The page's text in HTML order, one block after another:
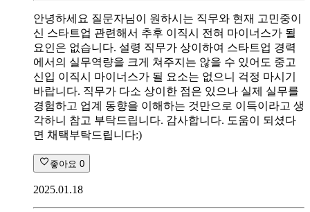
안녕하세요 질문자님이 원하시는 직무와 현재 고민중이
신 스타트업 관련해서 추후 이직시 전혀 마이너스가 될
요인은 없습니다. 설령 직무가 상이하여 스타트업 경력
에서의 실무역량을 크게 쳐주지는 않을 수 있어도 중고
신입 이직시 마이너스가 될 요소는 없으니 걱정 마시기
바랍니다. 직무가 다소 상이한 점은 있으나 실제 실무를
경험하고 업계 동향을 이해하는 것만으로 이득이라고 생
각하니 참고 부탁드립니다. 감사합니다. 도움이 되셨다
면 채택부탁드립니다:)
좋아요 0
2025.01.18